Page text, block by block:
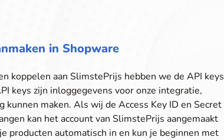
in Shopware
koppelen aan SlimstePrijs hebben we de API keys
keys zijn inloggegevens voor onze integratie,
kunnen maken. Als wij de Access Key ID en Secret
kan het account van SlimstePrijs aangemaakt
producten automatisch in en kun je beginnen met